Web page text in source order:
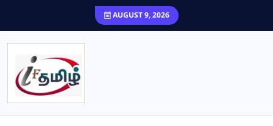
AUGUST 9, 2026